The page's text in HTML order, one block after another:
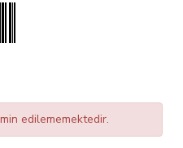
edilememektedir.